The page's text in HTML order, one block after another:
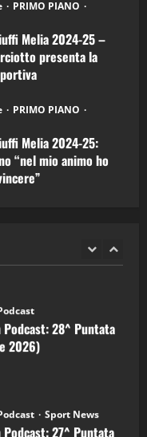
PRIMO PIANO
Melia 2024-25 –
presenta la
PRIMO PIANO
Melia 2024-25:
“nel mio animo ho
30^ Puntata
2026)
28^ Puntata
2026)
27^ Puntata